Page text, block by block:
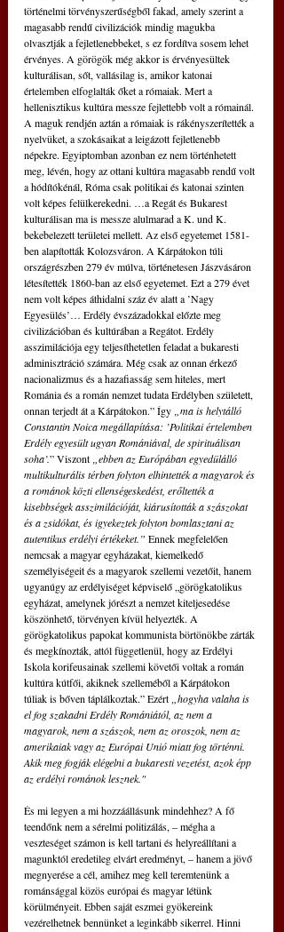
történelmi törvényszerűségből fakad, amely szerint a
magasabb rendű civilizációk mindig magukba
olvasztják a fejletlenebbeket, s ez fordítva sosem lehet
érvényes. A görögök még akkor is érvényesültek
kulturálisan, sőt, vallásilag is, amikor katonai
értelemben elfoglalták őket a rómaiak. Mert a
hellenisztikus kultúra messze fejlettebb volt a rómainál.
A maguk rendjén aztán a rómaiak is rákényszerítették a
nyelvüket, a szokásaikat a leigázott fejletlenebb
népekre. Egyiptomban azonban ez nem történhetett
meg, lévén, hogy az ottani kultúra magasabb rendű volt
a hódítókénál, Róma csak politikai és katonai szinten
volt képes felülkerekedni. …a Regát és Bukarest
kulturálisan ma is messze alulmarad a K. und K.
bekebelezett területei mellett. Az első egyetemet 1581-
ben alapították Kolozsváron. A Kárpátokon túli
országrészben 279 év múlva, történetesen Jászvásáron
létesítették 1860-ban az első egyetemet. Ezt a 279 évet
nem volt képes áthidalni száz év alatt a ’Nagy
Egyesülés’… Erdély évszázadokkal előzte meg
civilizációban és kultúrában a Regátot. Erdély
asszimilációja egy teljesíthetetlen feladat a bukaresti
adminisztráció számára. Még csak az onnan érkező
nacionalizmus és a hazafiasság sem hiteles, mert
Románia és a román nemzet tudata Erdélyben született,
onnan terjedt át a Kárpátokon.” Így „ma is helytálló
Constantin Noica megállapítása: ’Politikai értelemben
Erdély egyesült ugyan Romániával, de spirituálisan
soha’.” Viszont „ebben az Európában egyedülálló
multikulturális térben folyton elhintették a magyarok és
a románok közti ellenségeskedést, erőltették a
kisebbségek asszimilációját, kiárusították a szászokat
és a zsidókat, és igyekeztek folyton bomlasztani az
autentikus erdélyi értékeket.” Ennek megfelelően
nemcsak a magyar egyházakat, kiemelkedő
személyiségeit és a magyarok szellemi vezetőit, hanem
ugyanúgy az erdélyiséget képviselő „görögkatolikus
egyházat, amelynek jórészt a nemzet kiteljesedése
köszönhető, törvényen kívül helyezték. A
görögkatolikus papokat kommunista börtönökbe zárták
és megkínozták, attól függetlenül, hogy az Erdélyi
Iskola korifeusainak szellemi követői voltak a román
kultúra kútfői, akiknek szelleméből a Kárpátokon
túliak is bőven táplálkoztak.” Ezért „hogyha valaha is
el fog szakadni Erdély Romániától, az nem a
magyarok, nem a szászok, nem az oroszok, nem az
amerikaiak vagy az Európai Unió miatt fog történni.
Akik meg fogják elégelni a bukaresti vezetést, azok épp
az erdélyi románok lesznek."
És mi legyen a mi hozzáállásunk mindehhez? A fő
teendőnk nem a sérelmi politizálás, – mégha a
veszteséget számon is kell tartani és helyreállítani a
magunktól eredetileg elvárt eredményt, – hanem a jövő
megnyerése a cél, amihez meg kell teremtenünk a
románsággal közös európai és magyar létünk
körülményeit. Ebben saját eszmei gyökereink
vezérelhetnek bennünket a leginkább sikerrel. Hinni